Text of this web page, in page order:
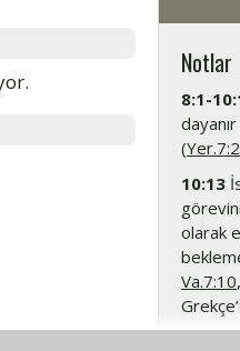
Notlar
8:1-
(
10:13
olarak
Va.7:10,